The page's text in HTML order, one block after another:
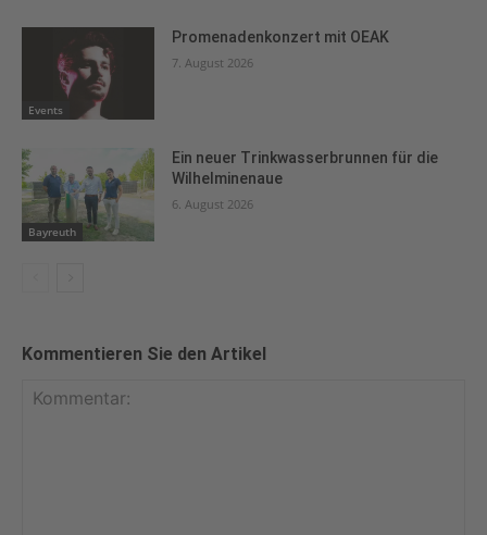
Events
Promenadenkonzert mit OEAK
7. August 2026
Bayreuth
Ein neuer Trinkwasserbrunnen für die
Wilhelminenaue
6. August 2026
Kommentieren Sie den Artikel